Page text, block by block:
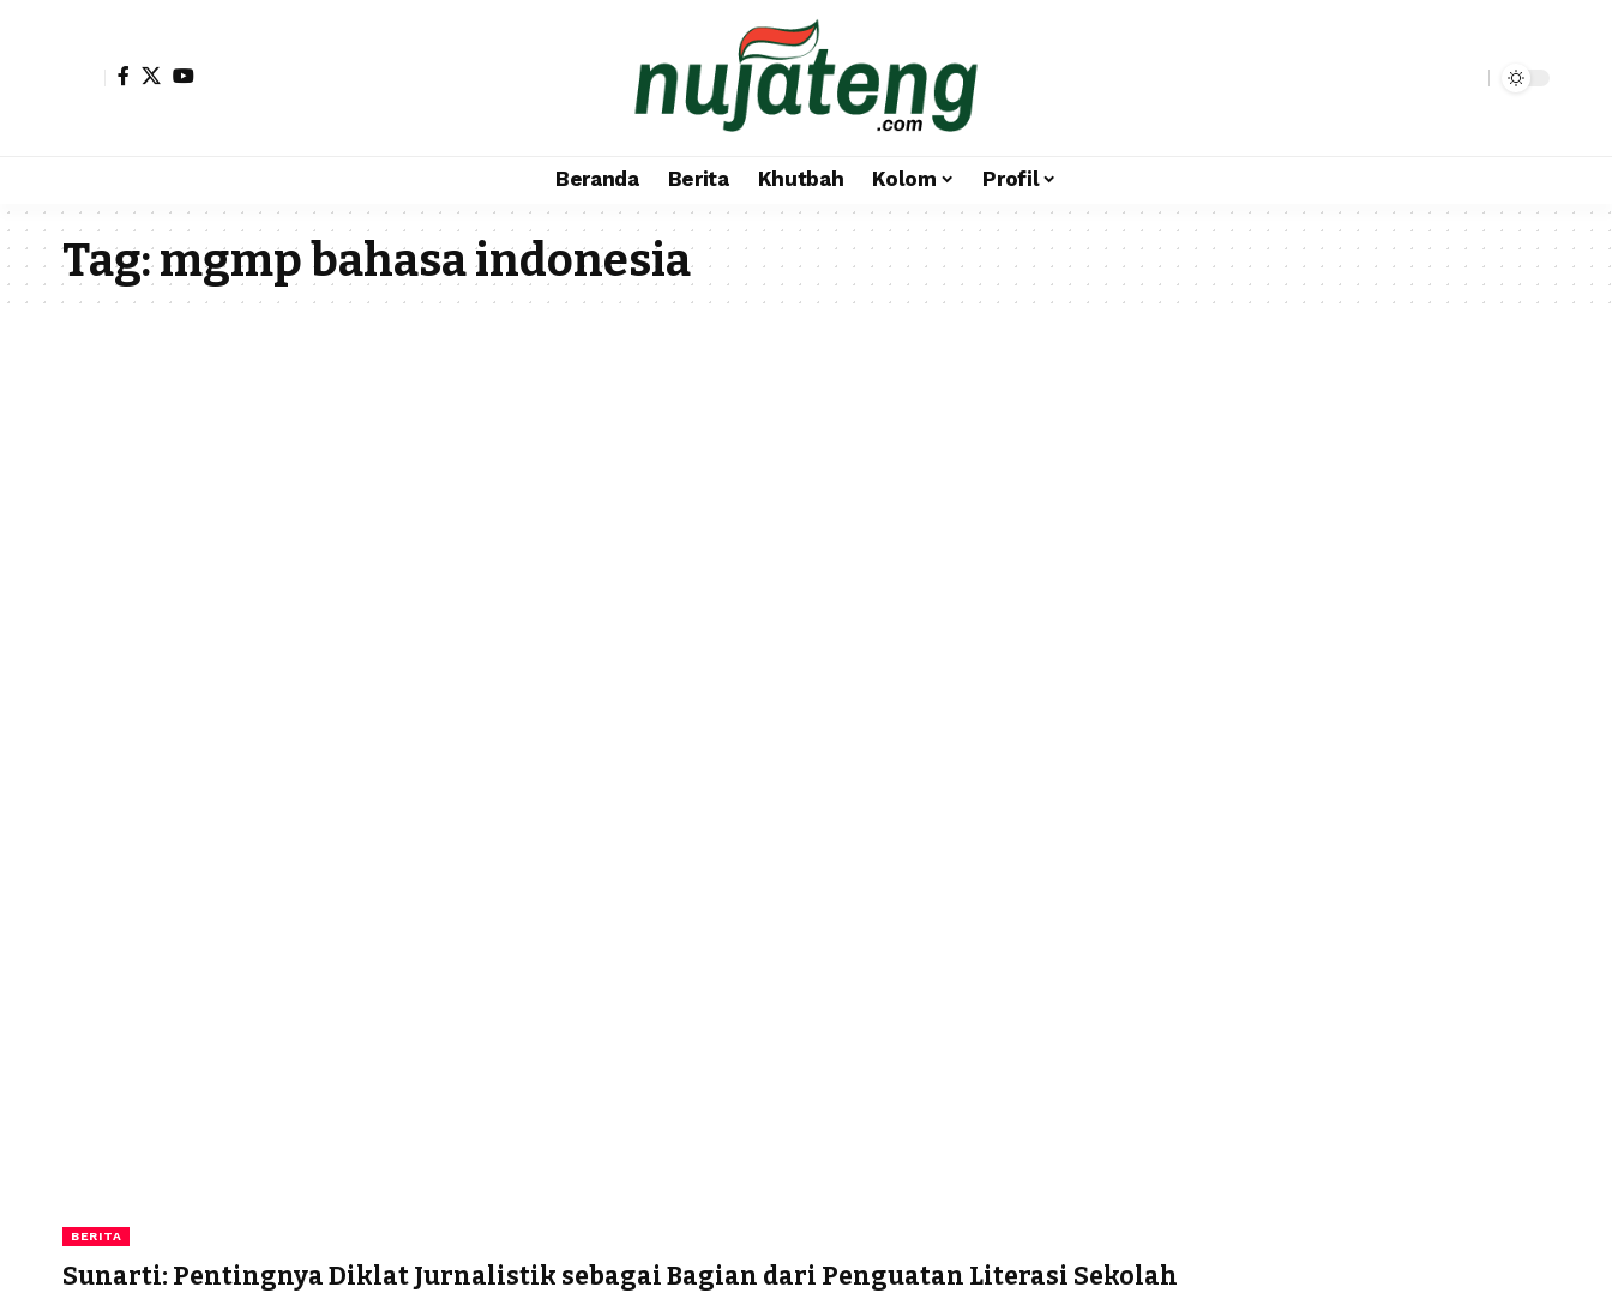
Beranda Berita Khutbah Kolom Profil
Tag:mgmp bahasa indonesia
BERITA
Sunarti: Pentingnya Diklat Jurnalistik sebagai Bagian dari Penguatan Literasi Sekolah